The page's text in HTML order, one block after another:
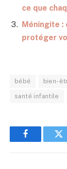
ce que
Méningite :
protéger
bébé bien-
santé infantile
Facebook